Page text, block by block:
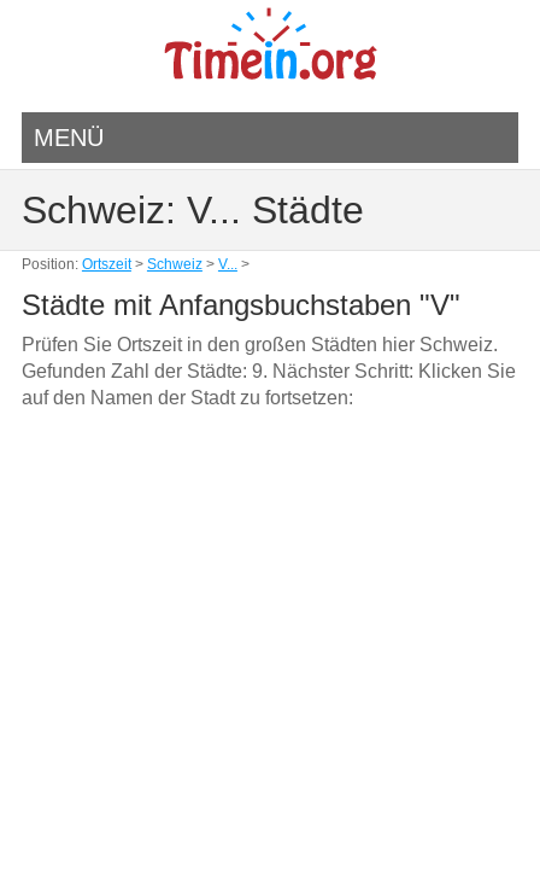
MENÜ
Schweiz: V... Städte
Position: Ortszeit> Schweiz> V...>
Städte mit Anfangsbuchstaben "V"
Prüfen Sie Ortszeit in den großen Städten hier Schweiz.
Gefunden Zahl der Städte: 9. Nächster Schritt: Klicken Sie
auf den Namen der Stadt zu fortsetzen: